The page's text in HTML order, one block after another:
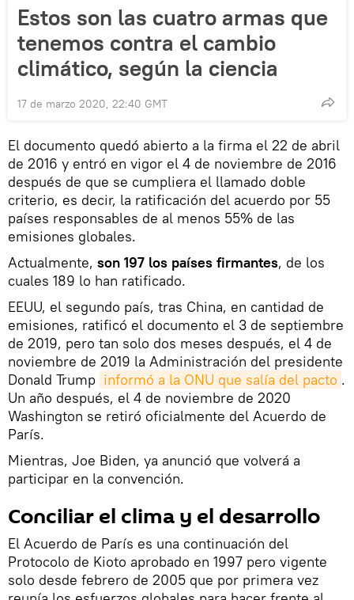
Estos son las cuatro armas que
tenemos contra el cambio
climático, según la ciencia
17 de marzo 2020, 22:40 GMT
El documento quedó abierto a la firma el 22 de abril
de 2016 y entró en vigor el 4 de noviembre de 2016
después de que se cumpliera el llamado doble
criterio, es decir, la ratificación del acuerdo por 55
países responsables de al menos 55% de las
emisiones globales.
Actualmente, son 197 los países firmantes, de los
cuales 189 lo han ratificado.
EEUU, el segundo país, tras China, en cantidad de
emisiones, ratificó el documento el 3 de septiembre
de 2019, pero tan solo dos meses después, el 4 de
noviembre de 2019 la Administración del presidente
Donald Trump informó a la ONU que salía del pacto .
Un año después, el 4 de noviembre de 2020
Washington se retiró oficialmente del Acuerdo de
París.
Mientras, Joe Biden, ya anunció que volverá a
participar en la convención.
Conciliar el clima y el desarrollo
El Acuerdo de París es una continuación del
Protocolo de Kioto aprobado en 1997 pero vigente
solo desde febrero de 2005 que por primera vez